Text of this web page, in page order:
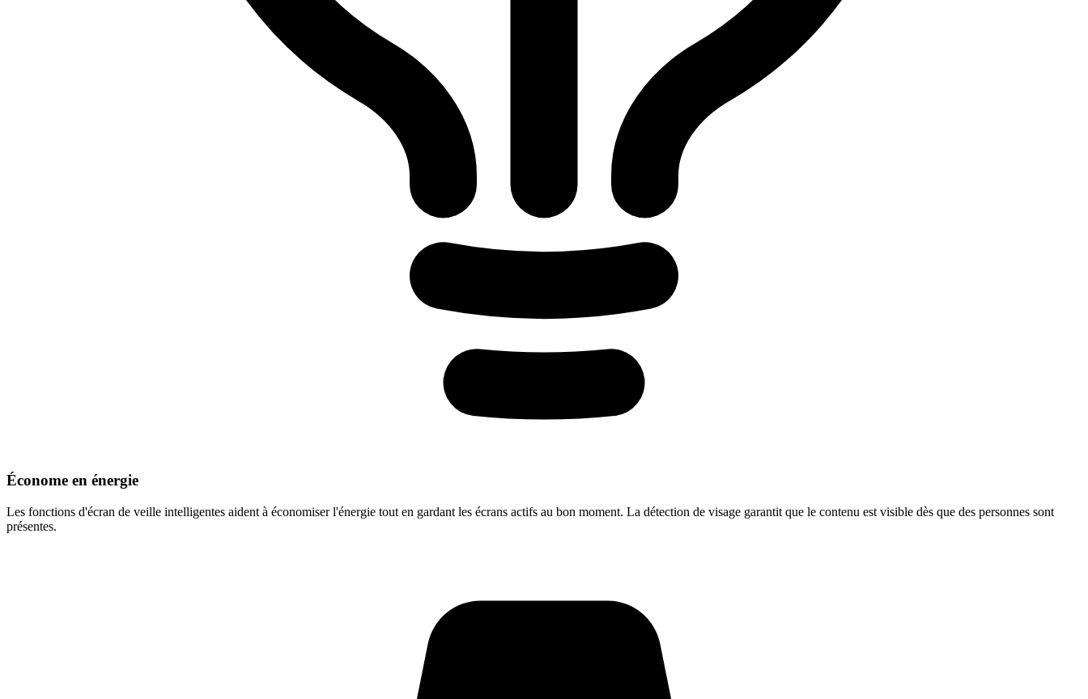
Économe en énergie
Les fonctions d'écran de veille intelligentes aident à économiser l'énergie tout en gardant les écrans actifs au bon moment. La détection de visage garantit que le contenu est visible dès que des personnes sont
présentes.